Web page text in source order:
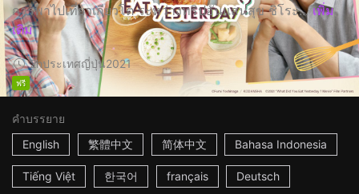
การพาไปเที่ยวเกียวโต ระหว่างทริปอันแสนสุข ชิโระ... เพิ่ม
เติม
2hประเทศญี่ปุ่น2021
ฟรี
คำบรรยาย
English
繁體中文 简体中文 Bahasa Indonesia
Tiếng Việt 한국어 français Deutsch